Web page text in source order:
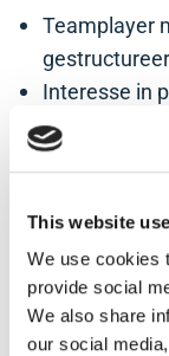
This website
We use cookies
provide social
We also share
our social
Teamplayer
Interesse in
optimalisatie
productie van
professionele
Diksmuide